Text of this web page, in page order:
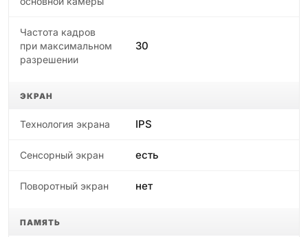
Частота кадров
при максимальном
разрешении
30
ЭКРАН
Технология экрана IPS
Сенсорный экран есть
Поворотный экран нет
ПАМЯТЬ